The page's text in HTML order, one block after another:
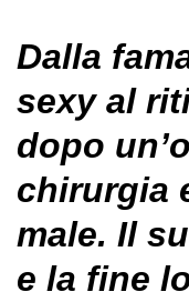
Dalla
sexy al
dopo
chirurgia
male. Il
e la fine